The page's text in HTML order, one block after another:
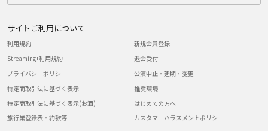
サイトご利用について
利用規約
Streaming+利用規約
プライバシーポリシー
特定商取引法に基づく表示
特定商取引法に基づく表示(お酒)
旅行業登録表・約款等
新規会員登録
退会受付
公演中止・延期・変更
推奨環境
はじめての方へ
カスタマーハラスメントポリシー